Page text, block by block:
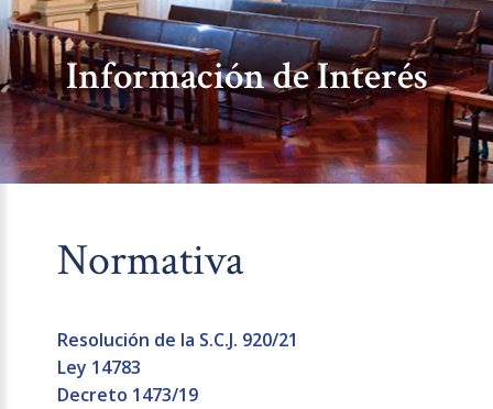
Información de Interés
Normativa
Resolución de la S.C.J. 920/21
Ley 14783
Decreto 1473/19